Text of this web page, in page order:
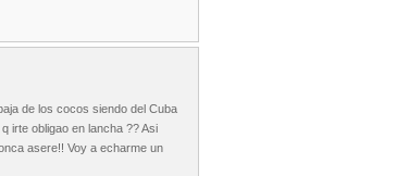
de los cocos siendo del Cuba
irte obligao en lancha ?? Asi
asere!! Voy a echarme un